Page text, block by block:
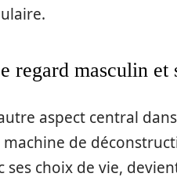
regard masculin et
aspect central
machine de
ses choix de vie,